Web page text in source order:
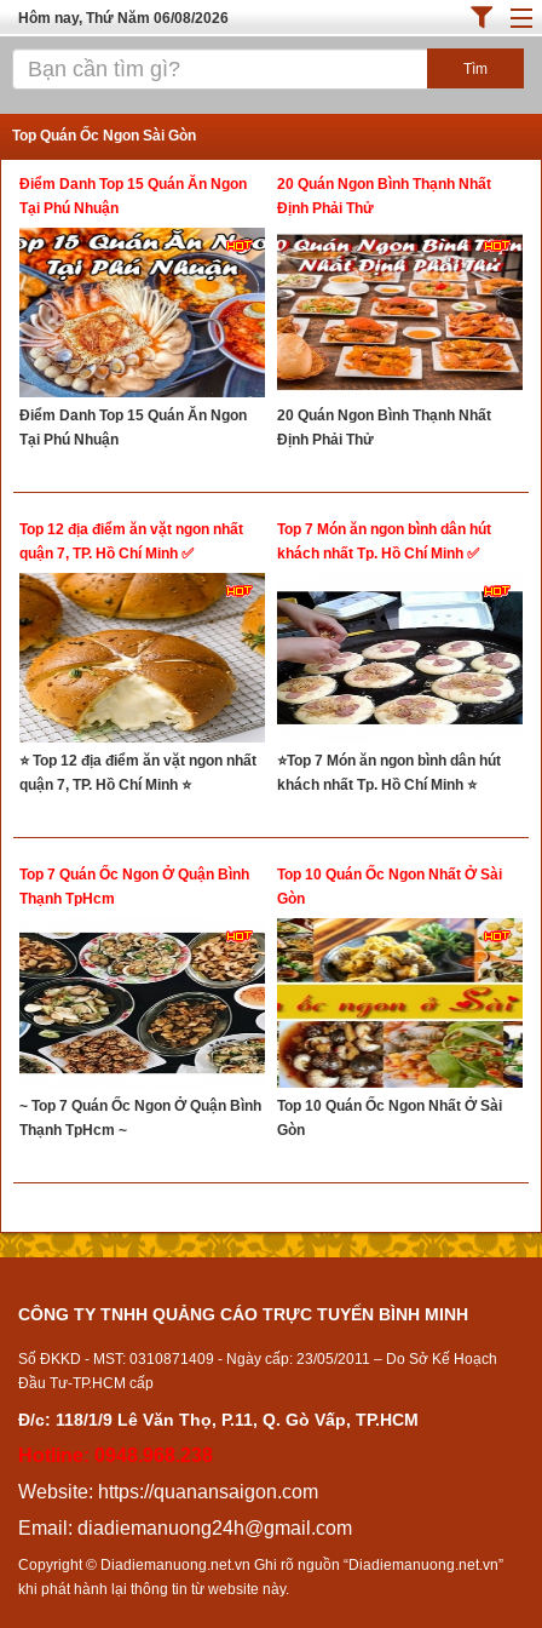
Hôm nay, Thứ Năm 06/08/2026
Trang chủ
Bánh - Đồ Ăn Vặt
Thực Phẩm Nông Hải Sản
Top Quán Ăn Sài Gòn
Top Quán Ốc Ngon Sài Gòn
Điểm Danh Top 15 Quán Ăn Ngon
Tại Phú Nhuận
Điểm Danh Top 15 Quán Ăn Ngon
Tại Phú Nhuận
20 Quán Ngon Bình Thạnh Nhất
Định Phải Thử
20 Quán Ngon Bình Thạnh Nhất
Định Phải Thử
Top 12 địa điểm ăn vặt ngon nhất
quận 7, TP. Hồ Chí Minh ✅
⭐ Top 12 địa điểm ăn vặt ngon nhất
quận 7, TP. Hồ Chí Minh ⭐
Top 7 Món ăn ngon bình dân hút
khách nhất Tp. Hồ Chí Minh ✅
⭐Top 7 Món ăn ngon bình dân hút
khách nhất Tp. Hồ Chí Minh ⭐
Top 7 Quán Ốc Ngon Ở Quận Bình
Thạnh TpHcm
~ Top 7 Quán Ốc Ngon Ở Quận Bình
Thạnh TpHcm ~
Top 10 Quán Ốc Ngon Nhất Ở Sài
Gòn
Top 10 Quán Ốc Ngon Nhất Ở Sài
Gòn
CÔNG TY TNHH QUẢNG CÁO TRỰC TUYẾN BÌNH MINH
Số ĐKKD - MST: 0310871409 - Ngày cấp: 23/05/2011 – Do Sở Kế Hoạch
Đầu Tư-TP.HCM cấp
Đ/c: 118/1/9 Lê Văn Thọ, P.11, Q. Gò Vấp, TP.HCM
Hotline: 0948.968.238
Website: https://quanansaigon.com
Email: diadiemanuong24h@gmail.com
Copyright © Diadiemanuong.net.vn Ghi rõ nguồn “Diadiemanuong.net.vn”
khi phát hành lại thông tin từ website này.